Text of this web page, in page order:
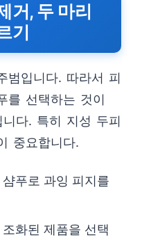
거, 두 마리
기
범입니다. 따라서 피
를 선택하는 것이
다. 특히 지성 두피
중요합니다.
푸로 과잉 피지를
화된 제품을 선택